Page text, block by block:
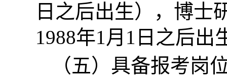
日之后出生），博士
1988年1月1日之后
（五）具备报考岗